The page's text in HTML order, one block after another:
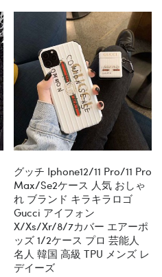
グッチ Iphone12/11 Pro/11 Pro
Max/se2ケース 人気 おしゃ
れ ブランド キラキラロゴ
Gucci アイフォン
X/xs/xr/8/7カバー エアーポ
ッズ 1/2ケース プロ 芸能人
名人 韓国 高級 TPU メンズ レ
デイーズ